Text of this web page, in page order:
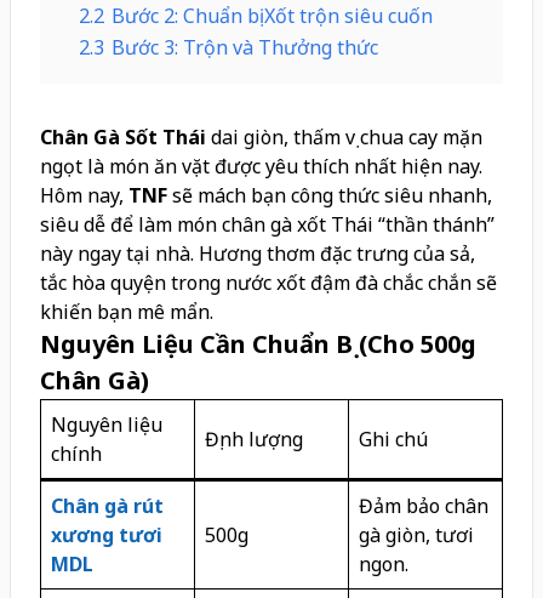
2.2 Bước 2: Chuẩn bị Xốt trộn siêu cuốn
2.3 Bước 3: Trộn và Thưởng thức
Chân Gà Sốt Thái dai giòn, thấm vị chua cay mặn
ngọt là món ăn vặt được yêu thích nhất hiện nay.
Hôm nay, TNFsẽ mách bạn công thức siêu nhanh,
siêu dễ để làm món chân gà xốt Thái “thần thánh”
này ngay tại nhà. Hương thơm đặc trưng của sả,
tắc hòa quyện trong nước xốt đậm đà chắc chắn sẽ
khiến bạn mê mẩn.
Nguyên Liệu Cần Chuẩn Bị (Cho 500g
Chân Gà)
Nguyên liệu
chính
Định lượng Ghi chú
Chân gà rút
xương tươi
MDL
500g
Đảm bảo chân
gà giòn, tươi
ngon.